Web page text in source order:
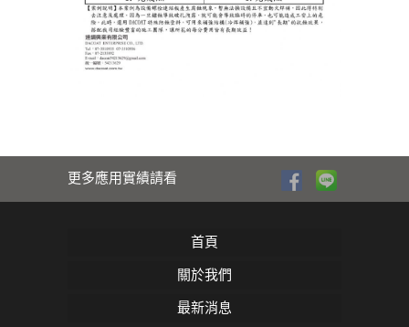
更多應用實績請看
首頁
關於我們
最新消息